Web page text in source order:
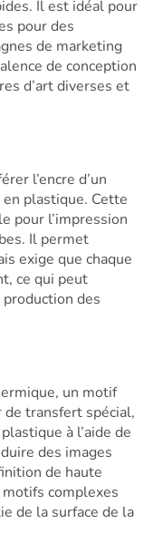
Il est idéal pour
pour des
de marketing
de conception
d’art diverses et
l’encre d’un
plastique. Cette
pour l’impression
Il permet
exige que chaque
ce qui peut
des
un motif
de transfert spécial,
à l’aide de
des images
de haute
complexes
de la surface de la